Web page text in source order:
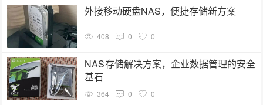
英特尔(153)
SSD(152) 西数硬盘(152)
硬盘容量(151)
希捷银河(151)
H200(150)
企业级SSD(150)
硬盘批发价格(149)
固态硬盘(147)
外接移动硬盘NAS，便捷存储新方案
408 0 0
NAS存储解决方案，企业数据管理的安全
基石
364 0 0